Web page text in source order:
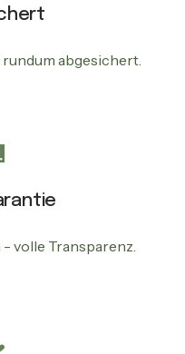
abgesichert.
volle Transparenz.